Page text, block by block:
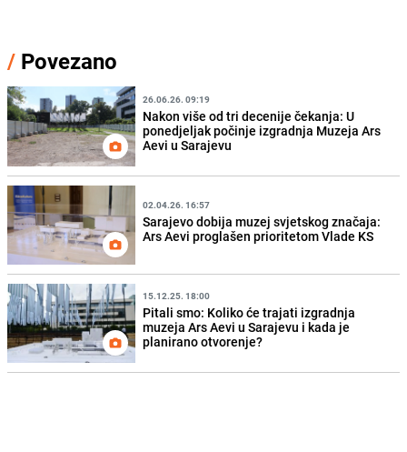
/ Povezano
26.06.26. 09:19
Nakon više od tri decenije čekanja: U
ponedjeljak počinje izgradnja Muzeja Ars
Aevi u Sarajevu
02.04.26. 16:57
Sarajevo dobija muzej svjetskog značaja:
Ars Aevi proglašen prioritetom Vlade KS
15.12.25. 18:00
Pitali smo: Koliko će trajati izgradnja
muzeja Ars Aevi u Sarajevu i kada je
planirano otvorenje?